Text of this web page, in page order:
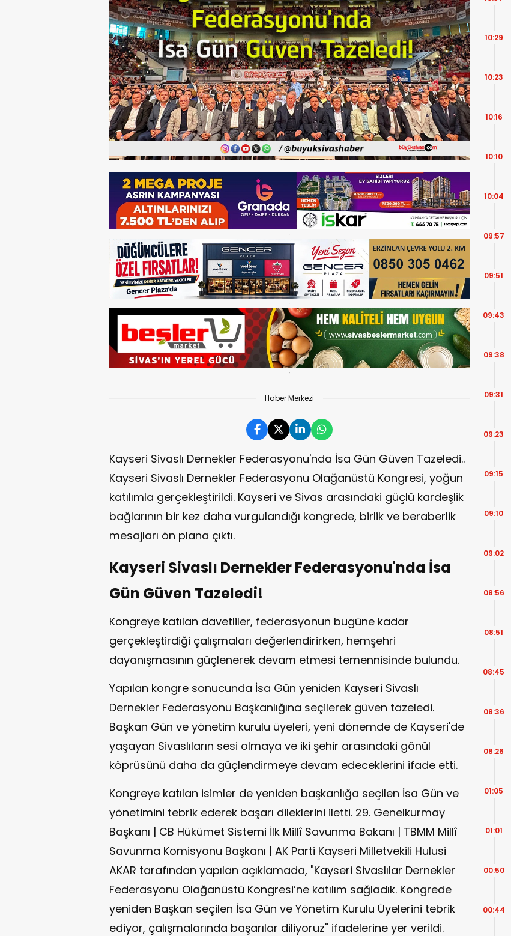
Haber Merkezi
Kayseri Sivaslı Dernekler Federasyonu'nda İsa Gün Güven Tazeledi..
Kayseri Sivaslı Dernekler Federasyonu Olağanüstü Kongresi, yoğun
katılımla gerçekleştirildi. Kayseri ve Sivas arasındaki güçlü kardeşlik
bağlarının bir kez daha vurgulandığı kongrede, birlik ve beraberlik
mesajları ön plana çıktı.
Kayseri Sivaslı Dernekler Federasyonu'nda İsa
Gün Güven Tazeledi!
Kongreye katılan davetliler, federasyonun bugüne kadar
gerçekleştirdiği çalışmaları değerlendirirken, hemşehri
dayanışmasının güçlenerek devam etmesi temennisinde bulundu.
Yapılan kongre sonucunda İsa Gün yeniden Kayseri Sivaslı
Dernekler Federasyonu Başkanlığına seçilerek güven tazeledi.
Başkan Gün ve yönetim kurulu üyeleri, yeni dönemde de Kayseri'de
yaşayan Sivaslıların sesi olmaya ve iki şehir arasındaki gönül
köprüsünü daha da güçlendirmeye devam edeceklerini ifade etti.
Kongreye katılan isimler de yeniden başkanlığa seçilen İsa Gün ve
yönetimini tebrik ederek başarı dileklerini iletti. 29. Genelkurmay
Başkanı | CB Hükümet Sistemi İlk Millî Savunma Bakanı | TBMM Millî
Savunma Komisyonu Başkanı | AK Parti Kayseri Milletvekili Hulusi
AKAR tarafından yapılan açıklamada, "Kayseri Sivaslılar Dernekler
Federasyonu Olağanüstü Kongresi’ne katılım sağladık. Kongrede
yeniden Başkan seçilen İsa Gün ve Yönetim Kurulu Üyelerini tebrik
ediyor, çalışmalarında başarılar diliyoruz" ifadelerine yer verildi.
10:29
10:23
10:16
10:10
10:04
09:57
09:51
09:43
09:38
09:31
09:23
09:15
09:10
09:02
08:56
08:51
08:45
08:36
08:26
01:05
01:01
00:50
00:44